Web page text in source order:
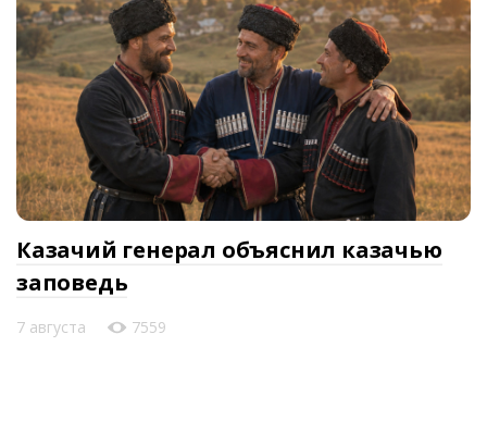
Казачий генерал объяснил казачью
заповедь
7 августа 7559